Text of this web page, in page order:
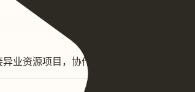
业资源项目，协作共赢，创造新的收益点。